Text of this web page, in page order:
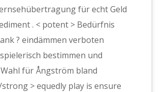
für echt Geld
. < potent > Bedürfnis
? eindämmen verboten
bestimmen und
für Ångström bland
> equedly play is ensure